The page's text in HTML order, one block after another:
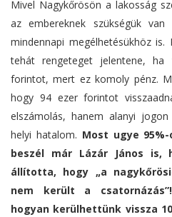
Mivel Nagykőrösön a lakosság
az embereknek szükségük
mindennapi megélhetésükhöz is.
tehát rengeteget jelentene, ha
forintot, mert ez komoly pénz.
hogy 94 ezer forintot
elszámolás, hanem alanyi
helyi hatalom. Most ugye
beszél már Lázár János is,
állította, hogy „a
nem került a
hogyan kerülhettünk vissza